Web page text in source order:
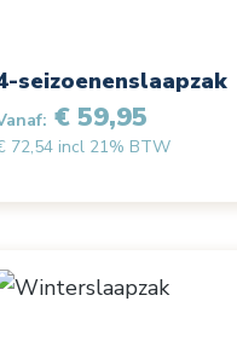
seizoenenslaapzak
€ 59,95
72,54 incl 21% BTW